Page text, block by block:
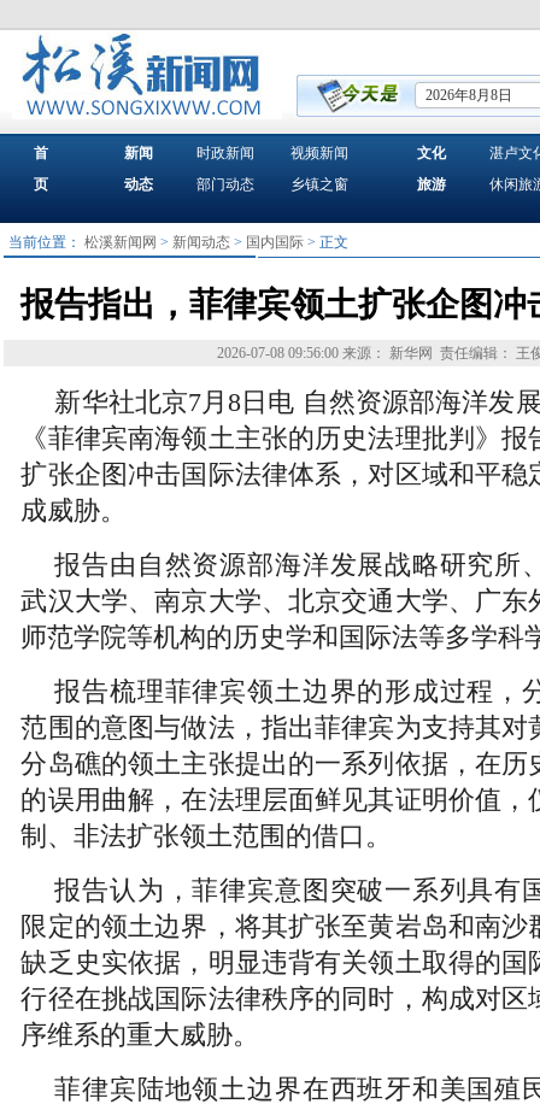
2026年8月8日
首
页
新闻
动态
时政新闻
部门动态
视频新闻
乡镇之窗
文化
旅游
湛卢文
休闲旅
当前位置：松溪新闻网 > 新闻动态 > 国内国际 > 正文
报告指出，菲律宾领土扩张企图冲
2026-07-08 09:56:00 来源： 新华网 责任编辑： 王
新华社北京7月8日电 自然资源部海洋发
《菲律宾南海领土主张的历史法理批判》
扩张企图冲击国际法律体系，对区域和平稳
成威胁。
报告由自然资源部海洋发展战略研究所
武汉大学、南京大学、北京交通大学、广东
师范学院等机构的历史学和国际法等多学科
报告梳理菲律宾领土边界的形成过程，
范围的意图与做法，指出菲律宾为支持其对
分岛礁的领土主张提出的一系列依据，在历
的误用曲解，在法理层面鲜见其证明价值，
制、非法扩张领土范围的借口。
报告认为，菲律宾意图突破一系列具有
限定的领土边界，将其扩张至黄岩岛和南
缺乏史实依据，明显违背有关领土取得的国
行径在挑战国际法律秩序的同时，构成对区
序维系的重大威胁。
菲律宾陆地领土边界在西班牙和美国殖